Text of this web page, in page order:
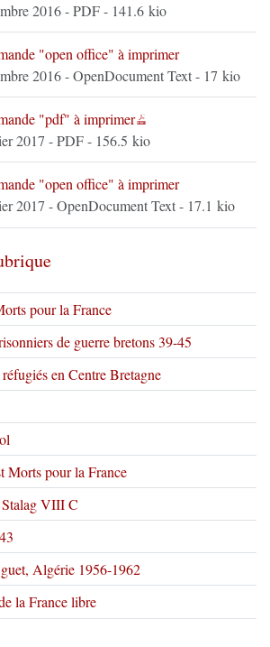
2016-PDF- 141.6 kio
"open office" à imprimer
2016-OpenDocument Text- 17 kio
"pdf" à imprimer
2017 -PDF- 156.5 kio
"open office" à imprimer
2017 -OpenDocument Text- 17.1 kio
pour la France
de guerre bretons 39-45
en Centre Bretagne
Morts pour la France
VIII C
Algérie 1956-1962
la France libre